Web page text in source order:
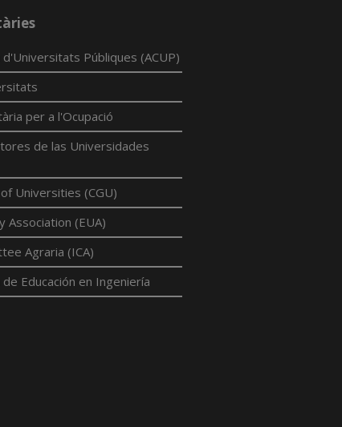
d'Universitats Públiques (ACUP)
per a l'Ocupació
de las Universidades
Universities (CGU)
Association (EUA)
Agraria (ICA)
Educación en Ingeniería